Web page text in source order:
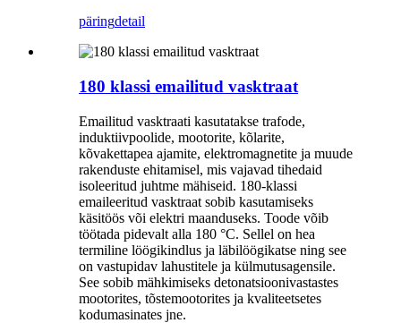
päringdetail
180 klassi emailitud vasktraat
Emailitud vasktraati kasutatakse trafode,
induktiivpoolide, mootorite, kõlarite,
kõvakettapea ajamite, elektromagnetite ja muude
rakenduste ehitamisel, mis vajavad tihedaid
isoleeritud juhtme mähiseid. 180-klassi
emaileeritud vasktraat sobib kasutamiseks
käsitöös või elektri maanduseks. Toode võib
töötada pidevalt alla 180 °C. Sellel on hea
termiline löögikindlus ja läbilöögikatse ning see
on vastupidav lahustitele ja külmutusagensile.
See sobib mähkimiseks detonatsioonivastastes
mootorites, tõstemootorites ja kvaliteetsetes
kodumasinates jne.